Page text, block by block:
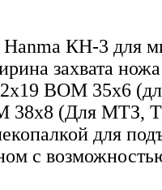
КН-3 для
захвата
ВОМ 35х6
(Для МТЗ,
для
с